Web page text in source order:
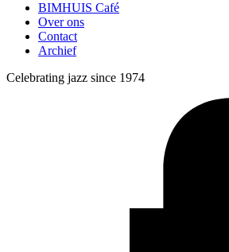
BIMHUIS Café
Over ons
Contact
Archief
Celebrating jazz since 1974